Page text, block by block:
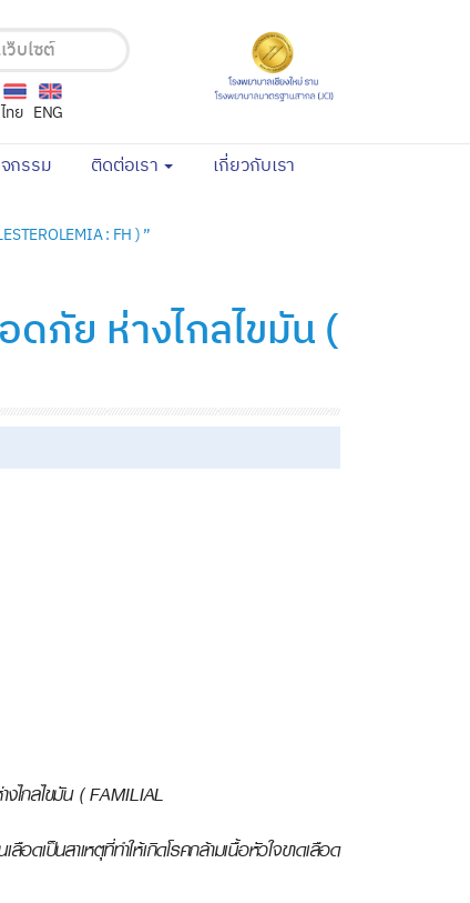
ENG
ไทย
กรรม(current)ติดต่อเรา เกี่ยวกับเรา
: FH ) ”
ดภัย ห่างไกลไขมัน (
ไกลไขมัน ( FAMILIAL
ดเป็นสาเหตุที่ทำให้เกิดโรคกล้ามเนื้อหัวใจขาดเลือด